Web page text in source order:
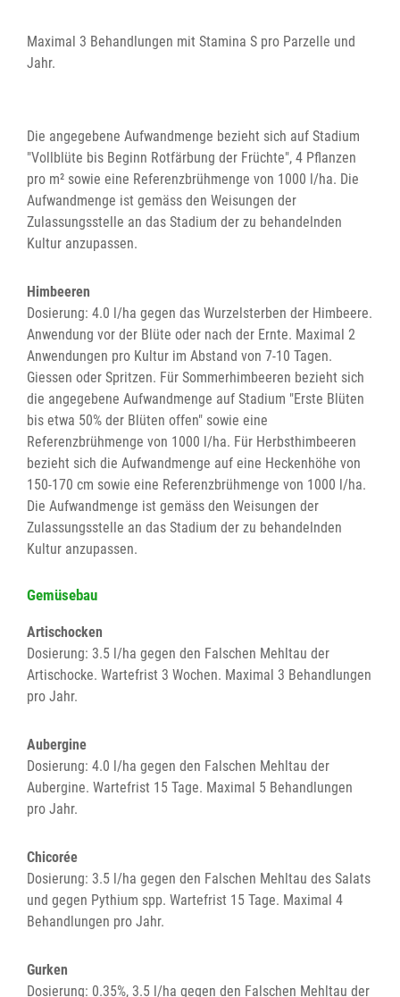
Maximal 3 Behandlungen mit Stamina S pro Parzelle und
Jahr.
Die angegebene Aufwandmenge bezieht sich auf Stadium
"Vollblüte bis Beginn Rotfärbung der Früchte", 4 Pflanzen
pro m² sowie eine Referenzbrühmenge von 1000 l/ha. Die
Aufwandmenge ist gemäss den Weisungen der
Zulassungsstelle an das Stadium der zu behandelnden
Kultur anzupassen.
Himbeeren
Dosierung: 4.0 l/ha gegen das Wurzelsterben der Himbeere.
Anwendung vor der Blüte oder nach der Ernte. Maximal 2
Anwendungen pro Kultur im Abstand von 7-10 Tagen.
Giessen oder Spritzen. Für Sommerhimbeeren bezieht sich
die angegebene Aufwandmenge auf Stadium "Erste Blüten
bis etwa 50% der Blüten offen" sowie eine
Referenzbrühmenge von 1000 l/ha. Für Herbsthimbeeren
bezieht sich die Aufwandmenge auf eine Heckenhöhe von
150-170 cm sowie eine Referenzbrühmenge von 1000 l/ha.
Die Aufwandmenge ist gemäss den Weisungen der
Zulassungsstelle an das Stadium der zu behandelnden
Kultur anzupassen.
Gemüsebau
Artischocken
Dosierung: 3.5 l/ha gegen den Falschen Mehltau der
Artischocke. Wartefrist 3 Wochen. Maximal 3 Behandlungen
pro Jahr.
Aubergine
Dosierung: 4.0 l/ha gegen den Falschen Mehltau der
Aubergine. Wartefrist 15 Tage. Maximal 5 Behandlungen
pro Jahr.
Chicorée
Dosierung: 3.5 l/ha gegen den Falschen Mehltau des Salats
und gegen Pythium spp. Wartefrist 15 Tage. Maximal 4
Behandlungen pro Jahr.
Gurken
Dosierung: 0.35%, 3.5 l/ha gegen den Falschen Mehltau der